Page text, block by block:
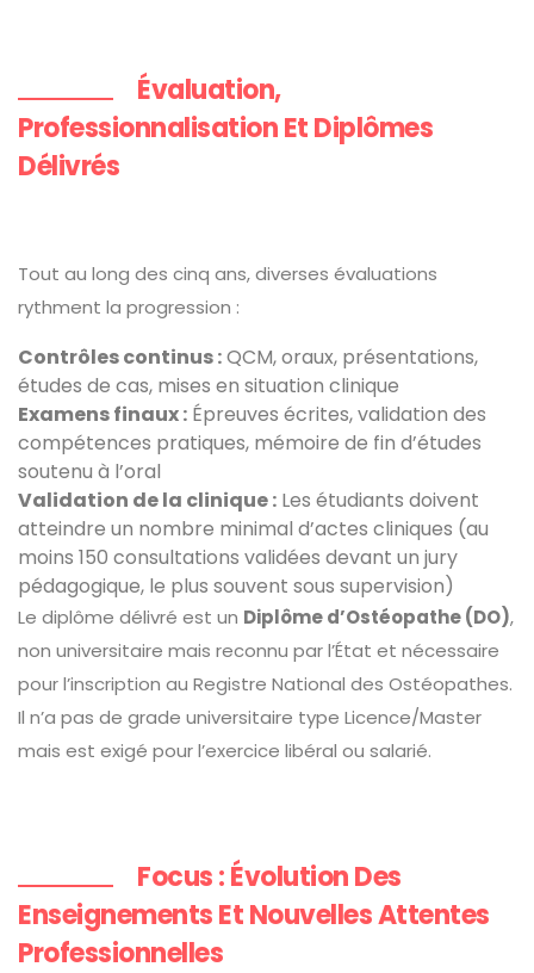
Évaluation,
Professionnalisation Et Diplômes
Délivrés
Tout au long des cinq ans, diverses évaluations
rythment la progression :
Contrôles continus :QCM, oraux, présentations,
études de cas, mises en situation clinique
Examens finaux : Épreuves écrites, validation des
compétences pratiques, mémoire de fin d’études
soutenu à l’oral
Validation de la clinique : Les étudiants doivent
atteindre un nombre minimal d’actes cliniques (au
moins 150 consultations validées devant un jury
pédagogique, le plus souvent sous supervision)
Le diplôme délivré est un Diplôme d’Ostéopathe (DO),
non universitaire mais reconnu par l’État et nécessaire
pour l’inscription au Registre National des Ostéopathes.
Il n’a pas de grade universitaire type Licence/Master
mais est exigé pour l’exercice libéral ou salarié.
Focus : Évolution Des
Enseignements Et Nouvelles Attentes
Professionnelles